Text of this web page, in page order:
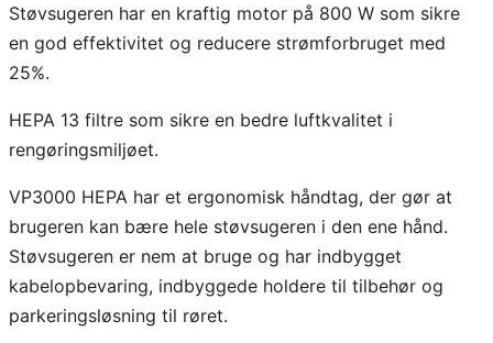
E
P
A
P
i
k
N
o
r
d
Støvsugeren har en kraftig motor på 800 W som sikre
en god effektivitet og reducere strømforbruget med
25%.
HEPA 13 filtre som sikre en bedre luftkvalitet i
rengøringsmiljøet.
VP3000 HEPA har et ergonomisk håndtag, der gør at
brugeren kan bære hele støvsugeren i den ene hånd.
Støvsugeren er nem at bruge og har indbygget
kabelopbevaring, indbyggede holdere til tilbehør og
parkeringsløsning til røret.